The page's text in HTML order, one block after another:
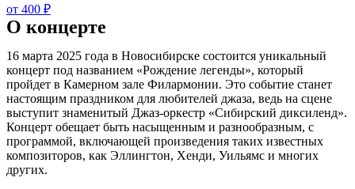
от 400 ₽
О концерте
16 марта 2025 года в Новосибирске состоится уникальный
концерт под названием «Рождение легенды», который
пройдет в Камерном зале Филармонии. Это событие станет
настоящим праздником для любителей джаза, ведь на сцене
выступит знаменитый Джаз-оркестр «Сибирский диксиленд».
Концерт обещает быть насыщенным и разнообразным, с
программой, включающей произведения таких известных
композиторов, как Эллингтон, Хенди, Уильямс и многих
других.